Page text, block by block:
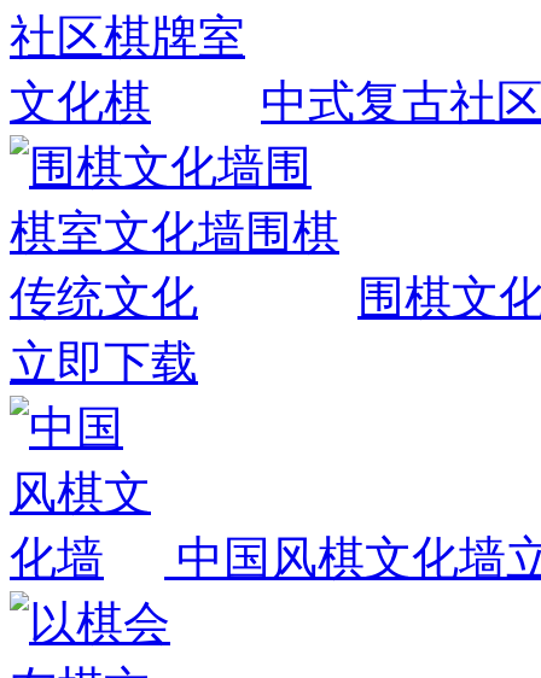
中式复古社
围棋文
立即下载
中国风棋文化墙